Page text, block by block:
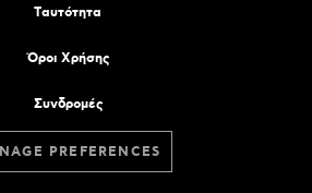
Tαυτότητα
Όροι Χρήσης
Συνδρομές
PREFERENCES